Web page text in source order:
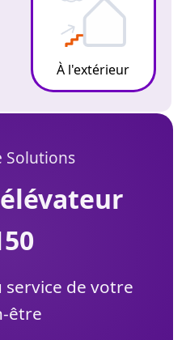
À l'extérieur
Solutions
de votre
être